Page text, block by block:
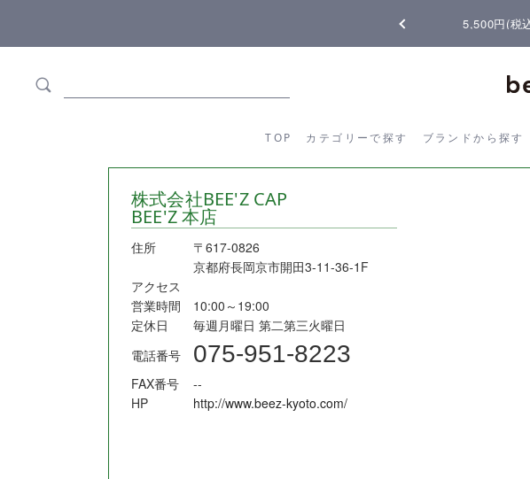
5,500円(税
TOP カテゴリーで探す ブランドから探す
カテゴリーから探す ブランドから
株式会社BEE'Z CAP
BEE'Z 本店
住所
〒617-0826
京都府長岡京市開田3-11-36-1F
アクセス
営業時間
10:00～19:00
定休日
毎週月曜日 第二第三火曜日
電話番号
075-951-8223
FAX番号
--
HP
http://www.beez-kyoto.com/